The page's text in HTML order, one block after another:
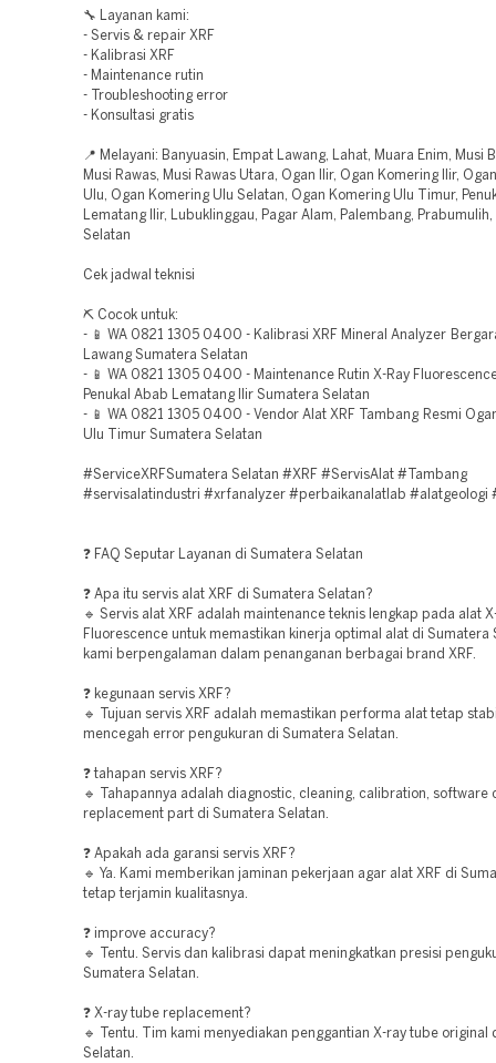
🔧 Layanan kami:
- Servis & repair XRF
- Kalibrasi XRF
- Maintenance rutin
- Troubleshooting error
- Konsultasi gratis
📍 Melayani: Banyuasin, Empat Lawang, Lahat, Muara Enim, Musi
Musi Rawas, Musi Rawas Utara, Ogan Ilir, Ogan Komering Ilir,
Ulu, Ogan Komering Ulu Selatan, Ogan Komering Ulu Timur,
Lematang Ilir, Lubuklinggau, Pagar Alam, Palembang,
Selatan
Cek jadwal teknisi
⛏️ Cocok untuk:
- 📱 WA 0821 1305 0400 - Kalibrasi XRF Mineral Analyzer
Lawang Sumatera Selatan
- 📱 WA 0821 1305 0400 - Maintenance Rutin X-Ray
Penukal Abab Lematang Ilir Sumatera Selatan
- 📱 WA 0821 1305 0400 - Vendor Alat XRF Tambang Resmi
Ulu Timur Sumatera Selatan
#ServiceXRFSumatera Selatan #XRF #ServisAlat #Tambang
#servisalatindustri #xrfanalyzer #perbaikanalatlab #alatgeologi
❓ FAQ Seputar Layanan di Sumatera Selatan
❓ Apa itu servis alat XRF di Sumatera Selatan?
🔹 Servis alat XRF adalah maintenance teknis lengkap pada alat
Fluorescence untuk memastikan kinerja optimal alat di Sumatera
kami berpengalaman dalam penanganan berbagai brand XRF.
❓ kegunaan servis XRF?
🔹 Tujuan servis XRF adalah memastikan performa alat tetap
mencegah error pengukuran di Sumatera Selatan.
❓ tahapan servis XRF?
🔹 Tahapannya adalah diagnostic, cleaning, calibration, software
replacement part di Sumatera Selatan.
❓ Apakah ada garansi servis XRF?
🔹 Ya. Kami memberikan jaminan pekerjaan agar alat XRF di
tetap terjamin kualitasnya.
❓ improve accuracy?
🔹 Tentu. Servis dan kalibrasi dapat meningkatkan presisi
Sumatera Selatan.
❓ X-ray tube replacement?
🔹 Tentu. Tim kami menyediakan penggantian X-ray tube original
Selatan.